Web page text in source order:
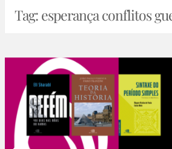
Tag:esperança conflitos